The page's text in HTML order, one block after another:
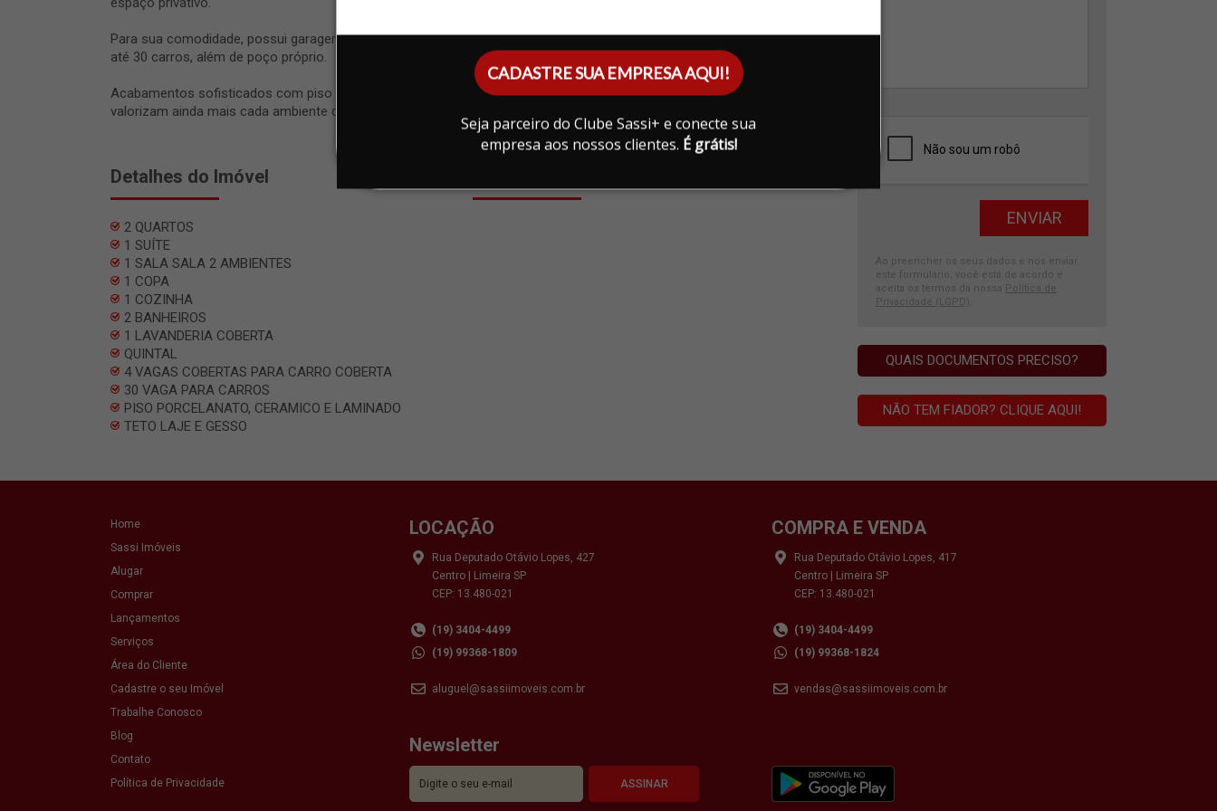
CADASTRE SUA EMPRESA AQUI!
Seja parceiro do Clube Sassi+ e conecte sua
empresa aos nossos clientes. É grátis!
Para sua comodidade, possui garagem coberta para 04 veículos e estacionamento descoberto para
até 30 carros, além de poço próprio.
Acabamentos sofisticados com piso em porcelanato, cerâmico e laminado, teto em laje e gesso, que
valorizam ainda mais cada ambiente desta chácara única.
Detalhes do Imóvel
2 QUARTOS
1 SUÍTE
1 SALA SALA 2 AMBIENTES
1 COPA
1 COZINHA
2 BANHEIROS
1 LAVANDERIA COBERTA
QUINTAL
4 VAGAS COBERTAS PARA CARRO COBERTA
30 VAGA PARA CARROS
PISO PORCELANATO, CERAMICO E LAMINADO
TETO LAJE E GESSO
Ao preencher os seus dados e nos enviar
este formulário, você está de acordo e
aceita os termos da nossa
Política de
Privacidade (LGPD)
QUAIS DOCUMENTOS PRECISO?
NÃO TEM FIADOR? CLIQUE AQUI!
Home
Sassi Imóveis
Alugar
Comprar
Lançamentos
Serviços
Área do Cliente
Cadastre o seu Imóvel
Trabalhe Conosco
Blog
Contato
Política de Privacidade
LOCAÇÃO
Rua Deputado Otávio Lopes, 427
Centro | Limeira SP
CEP: 13.480-021
(19) 3404-4499
(19) 99368-1809
aluguel@sassiimoveis.com.br
COMPRA E VENDA
Rua Deputado Otávio Lopes, 417
Centro | Limeira SP
CEP: 13.480-021
(19) 3404-4499
(19) 99368-1824
vendas@sassiimoveis.com.br
Newsletter